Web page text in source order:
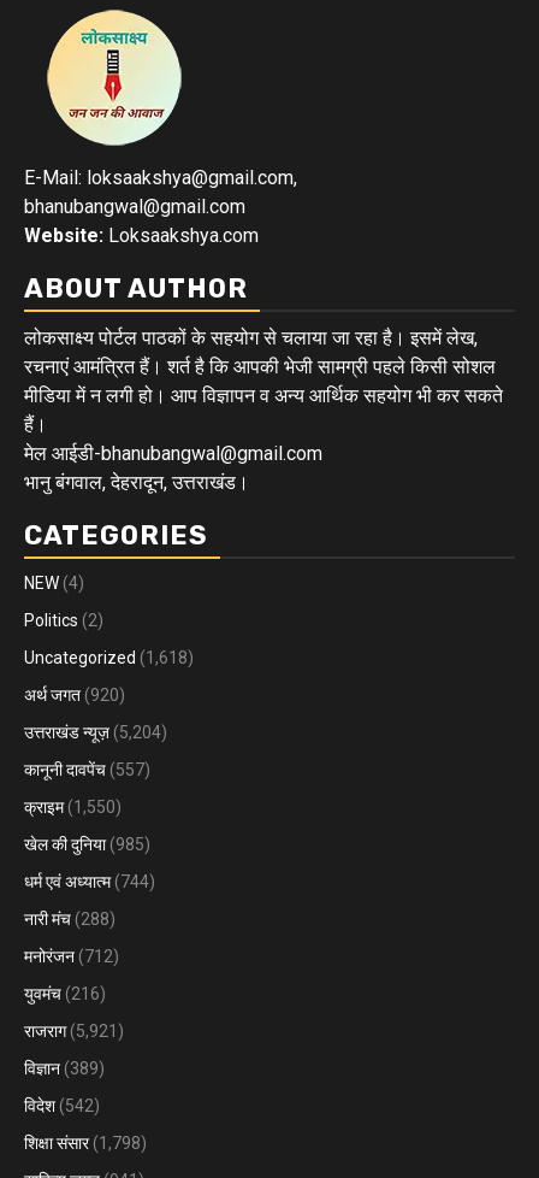
E-Mail: loksaakshya@gmail.com,
bhanubangwal@gmail.com
Website: Loksaakshya.com
ABOUT AUTHOR
लोकसाक्ष्य पोर्टल पाठकों के सहयोग से चलाया जा रहा है। इसमें लेख,
रचनाएं आमंत्रित हैं। शर्त है कि आपकी भेजी सामग्री पहले किसी सोशल
मीडिया में न लगी हो। आप विज्ञापन व अन्य आर्थिक सहयोग भी कर सकते
हैं।
मेल आईडी-bhanubangwal@gmail.com
भानु बंगवाल, देहरादून, उत्तराखंड।
CATEGORIES
NEW (4)
Politics (2)
Uncategorized (1,618)
अर्थ जगत (920)
उत्तराखंड न्यूज़ (5,204)
कानूनी दावपेंच (557)
क्राइम(1,550)
खेल की दुनिया(985)
धर्म एवं अध्यात्म(744)
नारी मंच (288)
मनोरंजन (712)
युवमंच (216)
राजराग(5,921)
विज्ञान (389)
विदेश (542)
शिक्षा संसार(1,798)